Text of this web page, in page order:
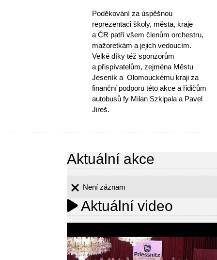
Poděkování za úspěšnou
reprezentaci školy, města, kraje
a ČR patří všem členům orchestru,
mažoretkám a jejich vedoucím.
Velké díky též sponzorům
a přispívatelům, zejména Městu
Jeseník a Olomouckému kraji za
finanční podporu této akce a řidičům
autobusů fy Milan Szkipala a Pavel
Jireš.
Aktuální akce
Není záznam
Aktuální video